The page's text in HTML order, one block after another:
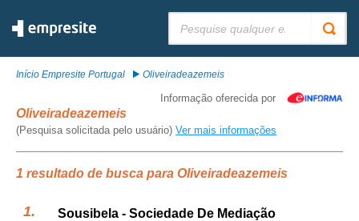
Início Empresite Portugal Oliveiradeazemeis
Informação oferecida por
Oliveiradeazemeis
(Pesquisa solicitada pelo usuário) Ver mais informações
1 resultado de busca para Oliveiradeazemeis
Sousibela - Sociedade De Mediação